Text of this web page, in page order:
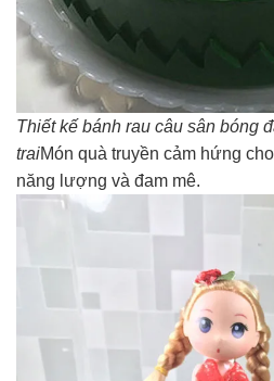
Thiết kế bánh rau câu sân bóng
traiMón quà truyền cảm hứng
năng lượng và đam mê.